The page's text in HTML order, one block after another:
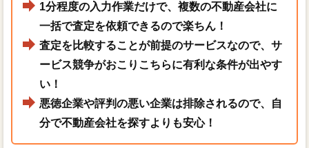
1分程度の入力作業だけで、複数の不動産会社に
一括で査定を依頼できるので楽ちん！
査定を比較することが前提のサービスなので、サ
ービス競争がおこりこちらに有利な条件が出やす
い！
悪徳企業や評判の悪い企業は排除されるので、自
分で不動産会社を探すよりも安心！